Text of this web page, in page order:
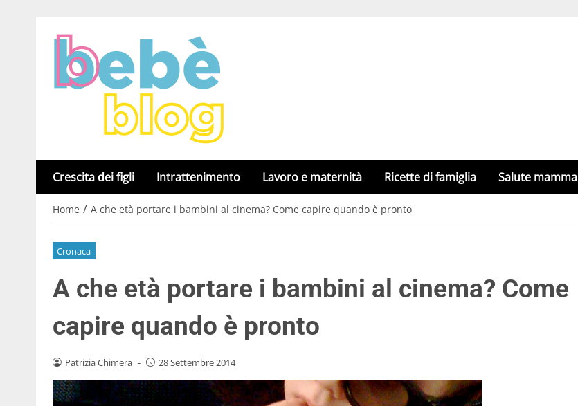
Crescita dei figli Intrattenimento Lavoro e maternità Ricette di famiglia Salute mamma
Home / A che età portare i bambini al cinema? Come capire quando è pronto
Cronaca
A che età portare i bambini al cinema? Come
capire quando è pronto
Patrizia Chimera - 28 Settembre 2014